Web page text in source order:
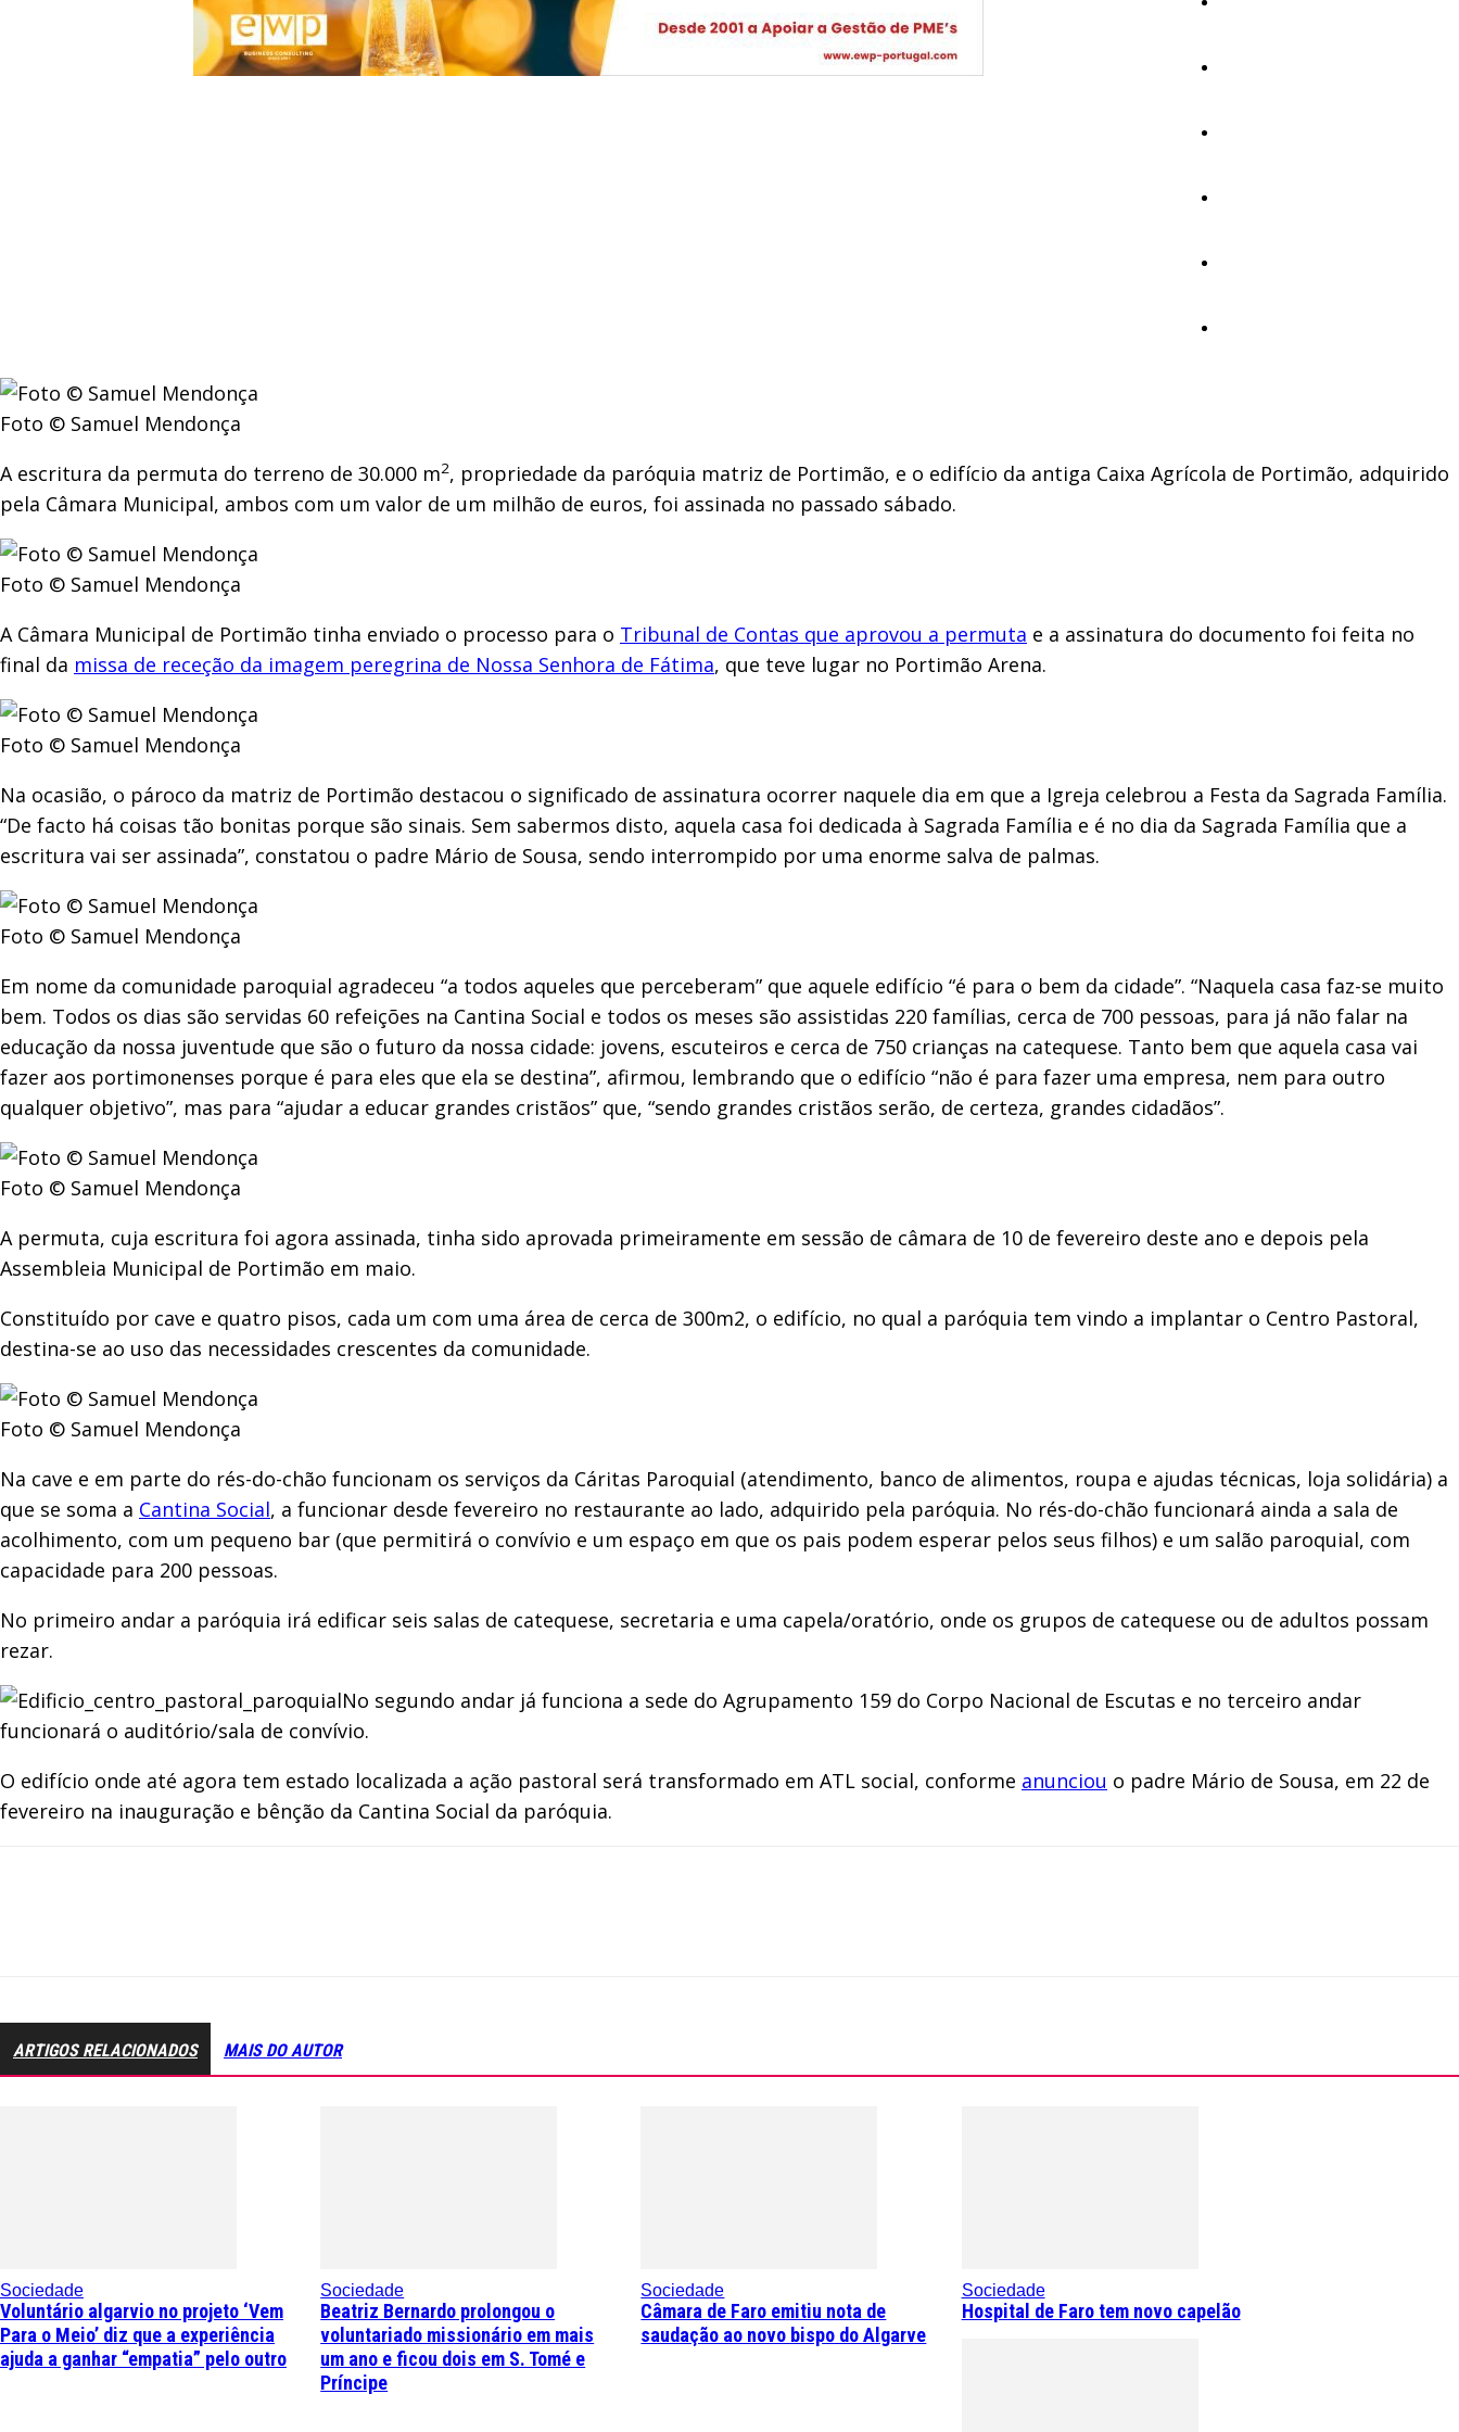
Foto © Samuel Mendonça
A escritura da permuta do terreno de 30.000 m2, propriedade da paróquia matriz de Portimão, e o edifício da antiga Caixa Agrícola de Portimão, adquirido
pela Câmara Municipal, ambos com um valor de um milhão de euros, foi assinada no passado sábado.
Foto © Samuel Mendonça
A Câmara Municipal de Portimão tinha enviado o processo para o Tribunal de Contas que aprovou a permuta e a assinatura do documento foi feita no
final da missa de receção da imagem peregrina de Nossa Senhora de Fátima, que teve lugar no Portimão Arena.
Foto © Samuel Mendonça
Na ocasião, o pároco da matriz de Portimão destacou o significado de assinatura ocorrer naquele dia em que a Igreja celebrou a Festa da Sagrada Família.
“De facto há coisas tão bonitas porque são sinais. Sem sabermos disto, aquela casa foi dedicada à Sagrada Família e é no dia da Sagrada Família que a
escritura vai ser assinada”, constatou o padre Mário de Sousa, sendo interrompido por uma enorme salva de palmas.
Foto © Samuel Mendonça
Em nome da comunidade paroquial agradeceu “a todos aqueles que perceberam” que aquele edifício “é para o bem da cidade”. “Naquela casa faz-se muito
bem. Todos os dias são servidas 60 refeições na Cantina Social e todos os meses são assistidas 220 famílias, cerca de 700 pessoas, para já não falar na
educação da nossa juventude que são o futuro da nossa cidade: jovens, escuteiros e cerca de 750 crianças na catequese. Tanto bem que aquela casa vai
fazer aos portimonenses porque é para eles que ela se destina”, afirmou, lembrando que o edifício “não é para fazer uma empresa, nem para outro
qualquer objetivo”, mas para “ajudar a educar grandes cristãos” que, “sendo grandes cristãos serão, de certeza, grandes cidadãos”.
Foto © Samuel Mendonça
A permuta, cuja escritura foi agora assinada, tinha sido aprovada primeiramente em sessão de câmara de 10 de fevereiro deste ano e depois pela
Assembleia Municipal de Portimão em maio.
Constituído por cave e quatro pisos, cada um com uma área de cerca de 300m2, o edifício, no qual a paróquia tem vindo a implantar o Centro Pastoral,
destina-se ao uso das necessidades crescentes da comunidade.
Foto © Samuel Mendonça
Na cave e em parte do rés-do-chão funcionam os serviços da Cáritas Paroquial (atendimento, banco de alimentos, roupa e ajudas técnicas, loja solidária) a
que se soma a Cantina Social, a funcionar desde fevereiro no restaurante ao lado, adquirido pela paróquia. No rés-do-chão funcionará ainda a sala de
acolhimento, com um pequeno bar (que permitirá o convívio e um espaço em que os pais podem esperar pelos seus filhos) e um salão paroquial, com
capacidade para 200 pessoas.
No primeiro andar a paróquia irá edificar seis salas de catequese, secretaria e uma capela/oratório, onde os grupos de catequese ou de adultos possam
rezar.
No segundo andar já funciona a sede do Agrupamento 159 do Corpo Nacional de Escutas e no terceiro andar
funcionará o auditório/sala de convívio.
O edifício onde até agora tem estado localizada a ação pastoral será transformado em ATL social, conforme anunciou o padre Mário de Sousa, em 22 de
fevereiro na inauguração e bênção da Cantina Social da paróquia.
ARTIGOS RELACIONADOS MAIS DO AUTOR
Sociedade
Voluntário algarvio no projeto ‘Vem
Para o Meio’ diz que a experiência
ajuda a ganhar “empatia” pelo outro
Sociedade
Beatriz Bernardo prolongou o
voluntariado missionário em mais
um ano e ficou dois em S. Tomé e
Príncipe
Sociedade
Câmara de Faro emitiu nota de
saudação ao novo bispo do Algarve
Sociedade
Hospital de Faro tem novo capelão